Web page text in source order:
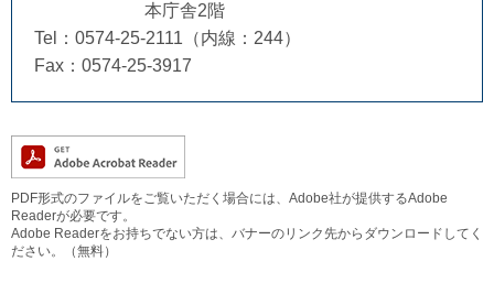
本庁舎2階
Tel：0574-25-2111（内線：244）
Fax：0574-25-3917
PDF形式のファイルをご覧いただく場合には、Adobe社が提供するAdobe
Readerが必要です。
Adobe Readerをお持ちでない方は、バナーのリンク先からダウンロードしてく
ださい。（無料）